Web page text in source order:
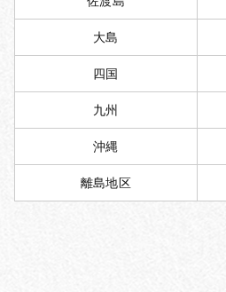
大島
四国
九州
沖縄
離島地区